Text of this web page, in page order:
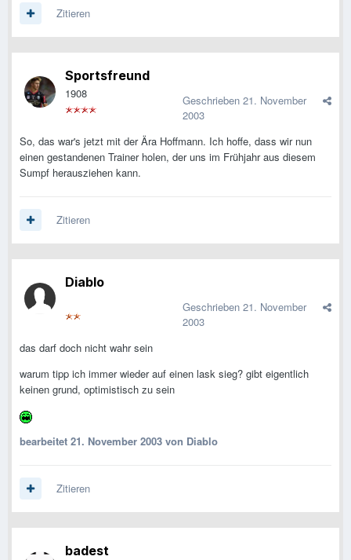
Zitieren
Sportsfreund
1908 Geschrieben 21. November
2003
So, das war's jetzt mit der Ära Hoffmann. Ich hoffe, dass wir nun
einen gestandenen Trainer holen, der uns im Frühjahr aus diesem
Sumpf herausziehen kann.
Zitieren
Diablo
Geschrieben 21. November
2003
das darf doch nicht wahr sein
warum tipp ich immer wieder auf einen lask sieg? gibt eigentlich
keinen grund, optimistisch zu sein
bearbeitet 21. November 2003 von Diablo
Zitieren
badest